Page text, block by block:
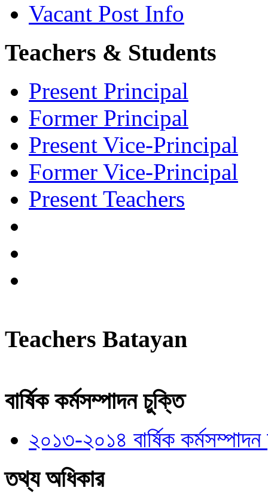
Vacant Post Info
Teachers & Students
Present Principal
Former Principal
Present Vice-Principal
Former Vice-Principal
Present Teachers
Teachers Batayan
বার্ষিক কর্মসম্পাদন চুক্তি
২০১৩-২০১৪ বার্ষিক
তথ্য অধিকার